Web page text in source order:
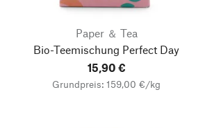
Paper ＆ Tea
Bio-Teemischung Perfect Day
15,90 €
Grundpreis: 159,00 €/kg